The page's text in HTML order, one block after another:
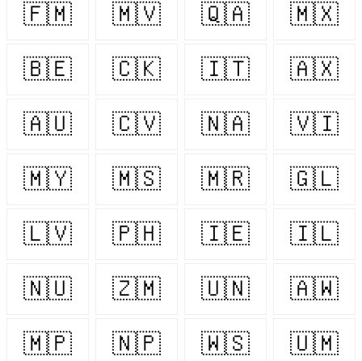
🇫🇲 🇲🇻 🇶🇦 🇲🇽
🇧🇪 🇨🇰 🇮🇹 🇦🇽
🇦🇺 🇨🇻 🇳🇦 🇻🇮
🇲🇾 🇲🇸 🇲🇷 🇬🇱
🇱🇻 🇵🇭 🇮🇪 🇮🇱
🇳🇺 🇿🇲 🇺🇳 🇦🇼
🇲🇵 🇳🇵 🇼🇸 🇺🇲